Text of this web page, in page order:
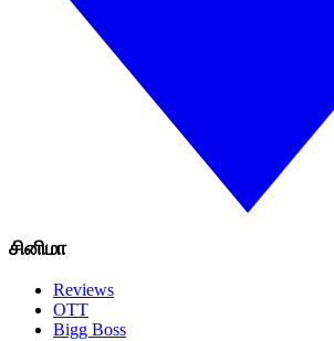
சினிமா
Reviews
OTT
Bigg Boss